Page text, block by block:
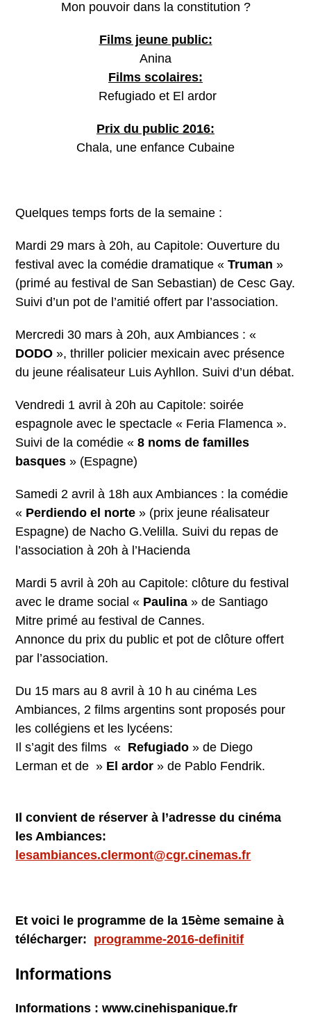
Mon pouvoir dans la constitution ?
Films jeune public:
Anina
Films scolaires:
Refugiado et El ardor
Prix du public 2016:
Chala, une enfance Cubaine
Quelques temps forts de la semaine :
Mardi 29 mars à 20h, au Capitole: Ouverture du
festival avec la comédie dramatique «Truman »
(primé au festival de San Sebastian) de Cesc Gay.
Suivi d’un pot de l’amitié offert par l’association.
Mercredi 30 mars à 20h, aux Ambiances : «
DODO », thriller policier mexicain avec présence
du jeune réalisateur Luis Ayhllon. Suivi d’un débat.
Vendredi 1 avril à 20h au Capitole: soirée
espagnole avec le spectacle « Feria Flamenca ».
Suivi de la comédie «8 noms de familles
basques » (Espagne)
Samedi 2 avril à 18h aux Ambiances : la comédie
« Perdiendo el norte » (prix jeune réalisateur
Espagne) de Nacho G.Velilla. Suivi du repas de
l’association à 20h à l’Hacienda
Mardi 5 avril à 20h au Capitole: clôture du festival
avec le drame social « Paulina » de Santiago
Mitre primé au festival de Cannes.
Annonce du prix du public et pot de clôture offert
par l’association.
Du 15 mars au 8 avril à 10 h au cinéma Les
Ambiances, 2 films argentins sont proposés pour
les collégiens et les lycéens:
Il s’agit des films « Refugiado » de Diego
Lerman et de » El ardor » de Pablo Fendrik.
Il convient de réserver à l’adresse du cinéma
les Ambiances:
lesambiances.clermont@cgr.cinemas.fr
Et voici le programme de la 15ème semaine à
télécharger: programme-2016-definitif
Informations
Informations : www.cinehispanique.fr